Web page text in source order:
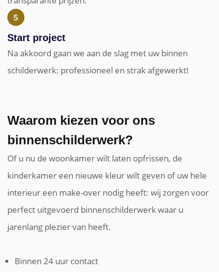
Start project
Na akkoord gaan we aan de slag met uw binnen
schilderwerk: professioneel en strak afgewerkt!
Waarom kiezen voor ons
binnenschilderwerk?
Of u nu de woonkamer wilt laten opfrissen, de
kinderkamer een nieuwe kleur wilt geven of uw hele
interieur een make-over nodig heeft: wij zorgen voor
perfect uitgevoerd binnenschilderwerk waar u
jarenlang plezier van heeft.
Binnen 24 uur contact